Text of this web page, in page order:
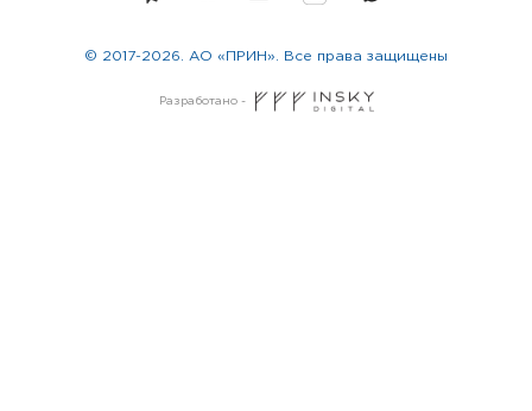
Разработано -
© 2017-2026. АО «ПРИН». Все права защищены